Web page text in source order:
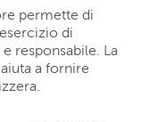
permette di
di
responsabile. La
a fornire